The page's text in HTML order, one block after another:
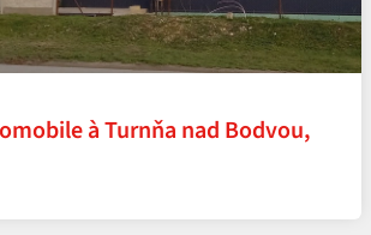
à Turnňa nad Bodvou,